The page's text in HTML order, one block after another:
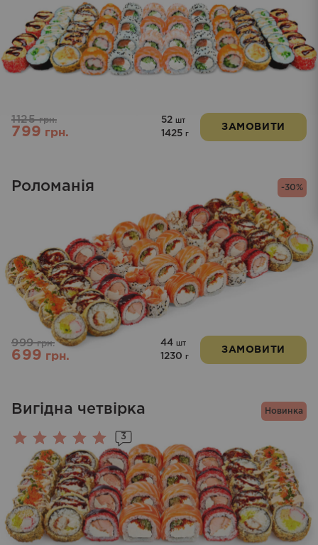
1125грн.
799грн.
52 шт
1425 г
ЗАМОВИТИ
-30%
Роломанія
999грн.
699грн.
44 шт
1230 г
ЗАМОВИТИ
Новинка
Вигідна четвірка
Оцінено
в
5.00
з 5
3